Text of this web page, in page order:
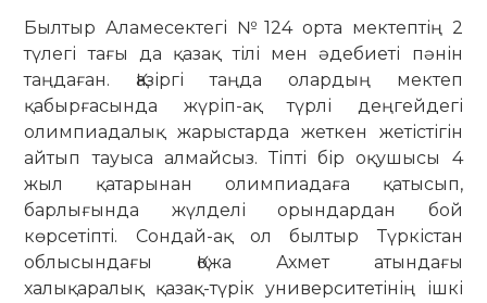
Былтыр Аламесектегі №124 орта мектептің 2
түлегі тағы да қазақ тілі мен әдебиеті пәнін
таңдаған. Қазіргі таңда олардың мектеп
қабырғасында жүріп-ақ түрлі деңгейдегі
олимпиадалық жарыстарда жеткен жетістігін
айтып тауыса алмайсыз. Тіпті бір оқушысы 4
жыл қатарынан олимпиадаға қатысып,
барлығында жүлделі орындардан бой
көрсетіпті. Сондай-ақ ол былтыр Түркістан
облысындағы Қожа Ахмет атындағы
халықаралық қазақ-түрік университетінің ішкі